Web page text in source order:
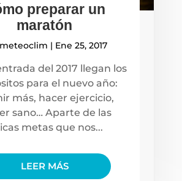
preparar un
maratón
meteoclim | Ene 25, 2017
del 2017 llegan los
para el nuevo año:
más, hacer ejercicio,
sano… Aparte de las
metas que nos...
LEER MÁS